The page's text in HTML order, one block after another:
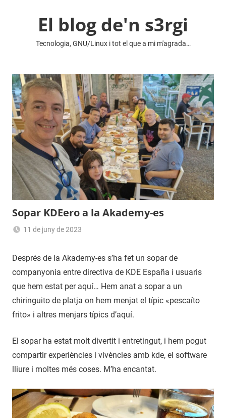
El blog de'n s3rgi
Tecnologia, GNU/Linux i tot el que a mi m'agrada…
Sopar KDEero a la Akademy-es
11 de juny de 2023
Després de la Akademy-es s’ha fet un sopar de
companyonia entre directiva de KDE España i usuaris
que hem estat per aquí… Hem anat a sopar a un
chiringuito de platja on hem menjat el típic «pescaíto
frito» i altres menjars típics d’aquí.
El sopar ha estat molt divertit i entretingut, i hem pogut
compartir experiències i vivències amb kde, el software
lliure i moltes més coses. M’ha encantat.